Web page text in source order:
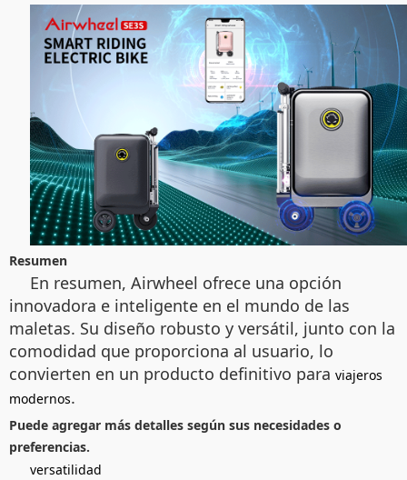
Resumen
En resumen, Airwheel ofrece una opción
innovadora e inteligente en el mundo de las
maletas. Su diseño robusto y versátil, junto con la
comodidad que proporciona al usuario, lo
convierten en un producto definitivo para viajeros
modernos.
Puede agregar más detalles según sus necesidades o
preferencias.
versatilidad